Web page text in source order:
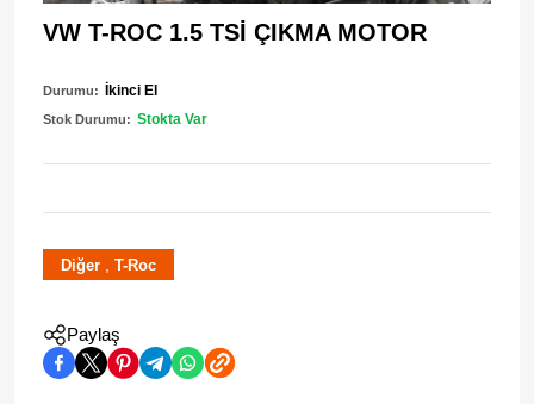
VW T-ROC 1.5 TSİ ÇIKMA MOTOR
Durumu: İkinci El
Stok Durumu: Stokta Var
Diğer T-Roc
Paylaş